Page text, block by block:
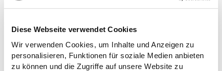
Diese Webseite verwendet Cookies
Wir verwenden Cookies, um Inhalte und Anzeigen zu
personalisieren, Funktionen für soziale Medien anbieten
zu können und die Zugriffe auf unsere Website zu
ALLGEMEINE INFORMATIONEN